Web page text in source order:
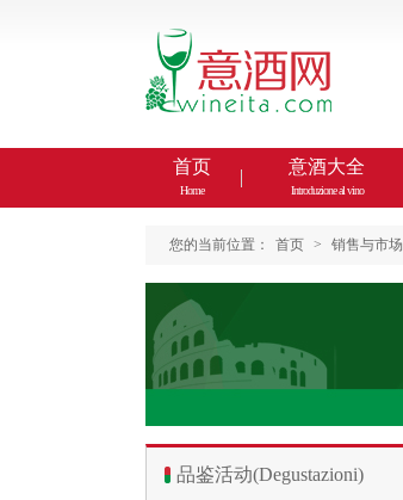
首页
Home
意酒大全
Introduzione al vino
您的当前位置： 首页 > 销售与市场
品鉴活动(Degustazioni)